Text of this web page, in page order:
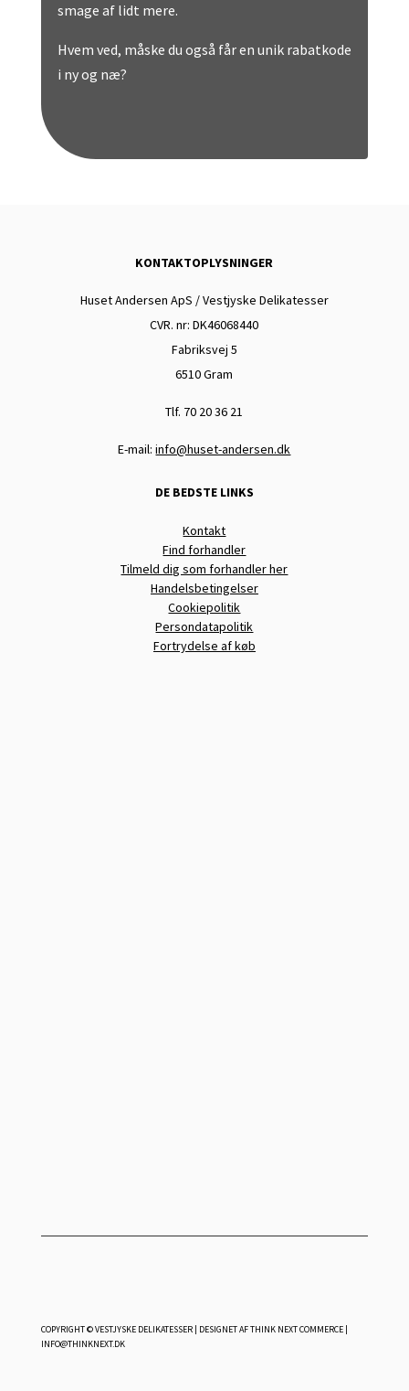
smage af lidt mere.
Hvem ved, måske du også får en unik rabatkode
i ny og næ?
KONTAKTOPLYSNINGER
Huset Andersen ApS / Vestjyske Delikatesser
CVR. nr: DK46068440
Fabriksvej 5
6510 Gram
Tlf. 70 20 36 21
E-mail:info@huset-andersen.dk
DE BEDSTE LINKS
Kontakt
Find forhandler
Tilmeld dig som forhandler her
Handelsbetingelser
Cookiepolitik
Persondatapolitik
Fortrydelse af køb
COPYRIGHT © VESTJYSKE DELIKATESSER | DESIGNET AFTHINK NEXT COMMERCE |
INFO@THINKNEXT.DK